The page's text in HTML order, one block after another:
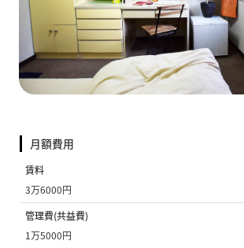
月額費用
賃料
3万6000円
管理費(共益費)
1万5000円